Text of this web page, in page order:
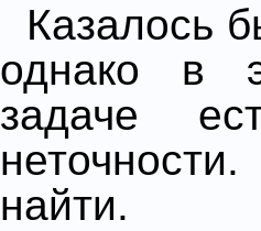
Казалось
однако в
задаче
найти.